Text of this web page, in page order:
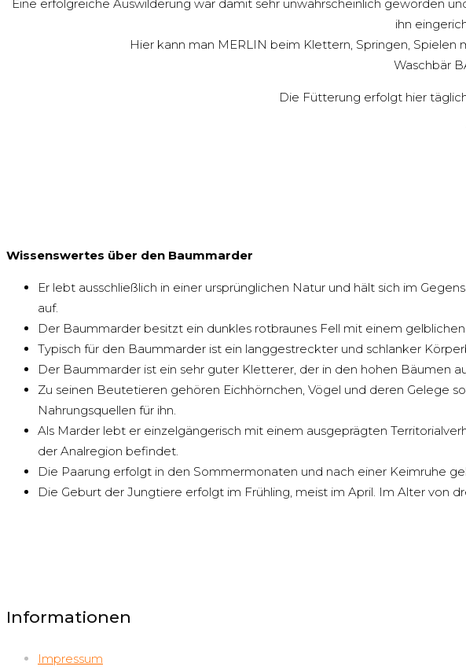
Eine erfolgreiche Auswilderung war damit sehr unwahrscheinlich geworden
ihn
Hier kann man MERLIN beim Klettern, Springen,
Waschbär
Die Fütterung erfolgt hier
Wissenswertes über den Baummarder
Er lebt ausschließlich in einer ursprünglichen Natur und hält sich im
auf.
Der Baummarder besitzt ein dunkles rotbraunes Fell mit einem
Typisch für den Baummarder ist ein langgestreckter und schlanker
Der Baummarder ist ein sehr guter Kletterer, der in den hohen Bäumen
Zu seinen Beutetieren gehören Eichhörnchen, Vögel und deren Gelege
Nahrungsquellen für ihn.
Als Marder lebt er einzelgängerisch mit einem ausgeprägten
der Analregion befindet.
Die Paarung erfolgt in den Sommermonaten und nach einer Keimruhe
Die Geburt der Jungtiere erfolgt im Frühling, meist im April. Im Alter von
Informationen
Impressum